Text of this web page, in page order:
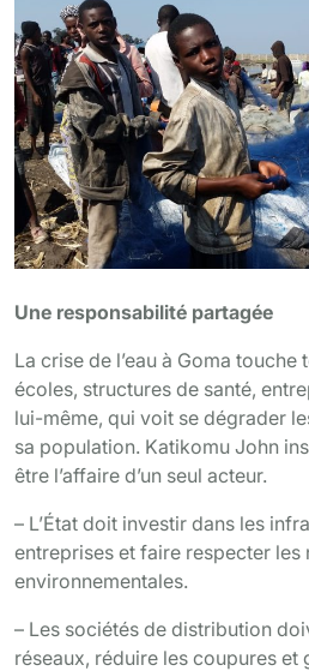
Une responsabilité partagée
La crise de l’eau à Goma
écoles, structures de santé,
lui-même, qui voit se dégrader
sa population. Katikomu John
être l’affaire d’un seul acteur.
– L’État doit investir dans les
entreprises et faire respecter les
environnementales.
– Les sociétés de distribution
réseaux, réduire les coupures et